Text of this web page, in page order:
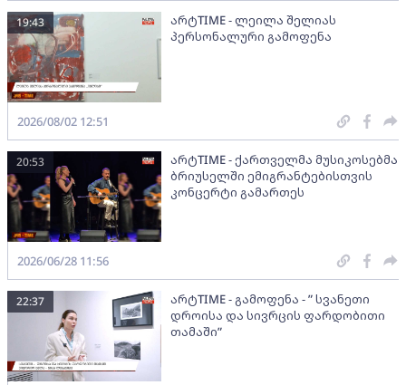
არტTIME - ლეილა შელიას
პერსონალური გამოფენა
19:43
2026/08/02 12:51
არტTIME - ქართველმა მუსიკოსებმა
ბრიუსელში ემიგრანტებისთვის
კონცერტი გამართეს
20:53
2026/06/28 11:56
არტTIME - გამოფენა - ” სვანეთი
დროისა და სივრცის ფარდობითი
თამაში”
22:37